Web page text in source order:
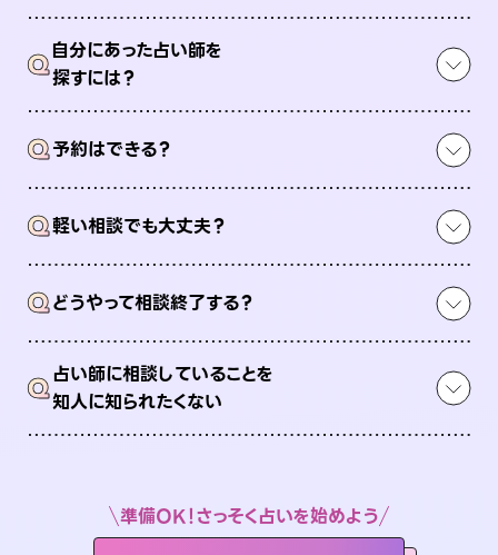
Q自分にあった占い師を
探すには？
Q予約はできる？
Q軽い相談でも大丈夫？
Qどうやって相談終了する？
Q占い師に相談していることを
知人に知られたくない
準備OK！さっそく占いを始めよう